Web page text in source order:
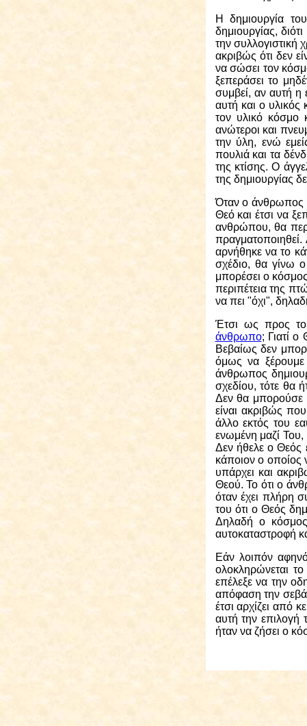
Η δημιουργία
δημιουργίας,
την συλλογιστική
ακριβώς ότι δεν
να σώσει τον
ξεπεράσει το
συμβεί, αν αυτή η
αυτή και ο
τον υλικό κόσμο
ανώτεροι και
την ύλη, ενώ
πουλιά και τα
της κτίσης. Ο
της δημιουργίας
Όταν ο άνθρωπος
Θεό και έτσι να
ανθρώπου, θα
αρνήθηκε να το
σχέδιο, θα γίνω
μπορέσει ο
περιπέτεια της
να πει "όχι",
Έτσι ως προς το
άνθρωπο; Γιατί ο
Βεβαίως δεν
όμως να ξέρουμε
άνθρωπος
σχεδίου, τότε θα
Δεν θα μπορούσε
είναι ακριβώς
άλλο εκτός του
ενωμένη μαζί
Δεν ήθελε ο Θεός
κάποιον ο οποίος
υπάρχει και
Θεού. Το ότι ο
όταν έχει πλήρη
του ότι ο Θεός
Δηλαδή ο κόσμος
αυτοκαταστροφή
Εάν λοιπόν
ολοκληρώνεται
επέλεξε να την
απόφαση την
έτσι αρχίζει από
αυτή την
ήταν να ζήσει ο